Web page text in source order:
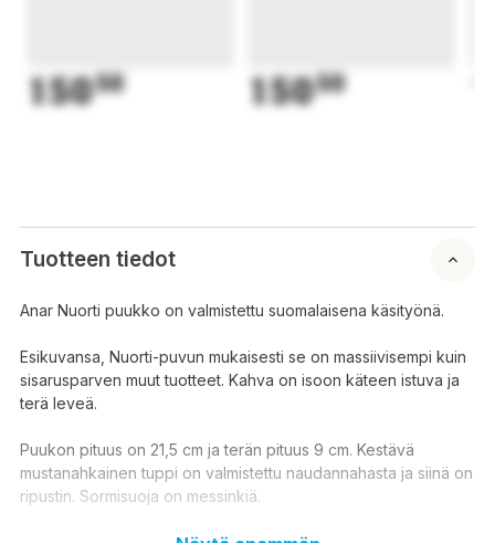
15050 15050
Tuotteen tiedot
Anar Nuorti puukko on valmistettu suomalaisena käsityönä.
Esikuvansa, Nuorti-puvun mukaisesti se on massiivisempi kuin
sisarusparven muut tuotteet. Kahva on isoon käteen istuva ja
terä leveä.
Puukon pituus on 21,5 cm ja terän pituus 9 cm. Kestävä
mustanahkainen tuppi on valmistettu naudannahasta ja siinä on
ripustin. Sormisuoja on messinkiä.